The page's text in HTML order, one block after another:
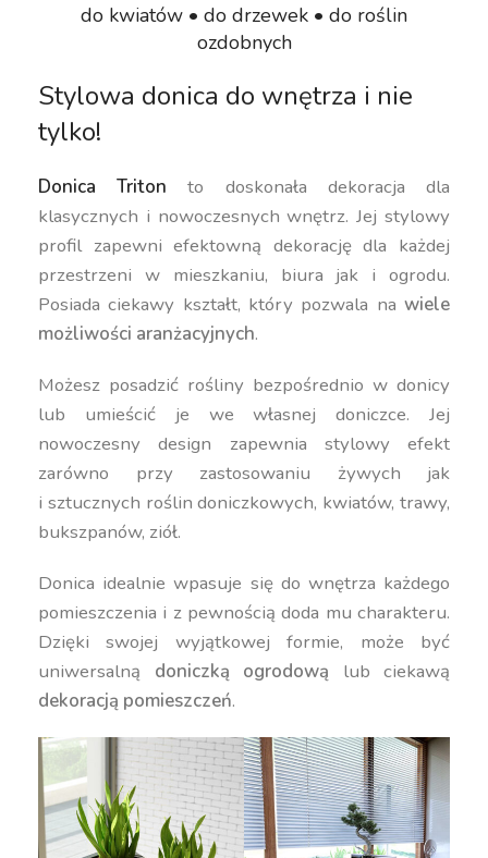
do kwiatów • do drzewek • do roślin
ozdobnych
Stylowa donica do wnętrza i nie
tylko!
Donica Tritonto doskonała dekoracja dla
klasycznych i nowoczesnych wnętrz. Jej stylowy
profil zapewni efektowną dekorację dla każdej
przestrzeni w mieszkaniu, biura jak i ogrodu.
Posiada ciekawy kształt, który pozwala na wiele
możliwości aranżacyjnych.
Możesz posadzić rośliny bezpośrednio w donicy
lub umieścić je we własnej doniczce. Jej
nowoczesny design zapewnia stylowy efekt
zarówno przy zastosowaniu żywych jak
i sztucznych roślin doniczkowych, kwiatów, trawy,
bukszpanów, ziół.
Donica idealnie wpasuje się do wnętrza każdego
pomieszczenia i z pewnością doda mu charakteru.
Dzięki swojej wyjątkowej formie, może być
uniwersalną doniczką ogrodową lub ciekawą
dekoracją pomieszczeń.